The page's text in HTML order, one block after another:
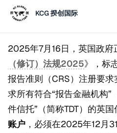
KCG 揆创国际
2025年7月16日，英国政府
（修订）法规2025》，标
报告准则（CRS）注册要
求所有符合“报告金融机构”
件信托”（简称TDT）的英国
账户 ，必须在2025年12月